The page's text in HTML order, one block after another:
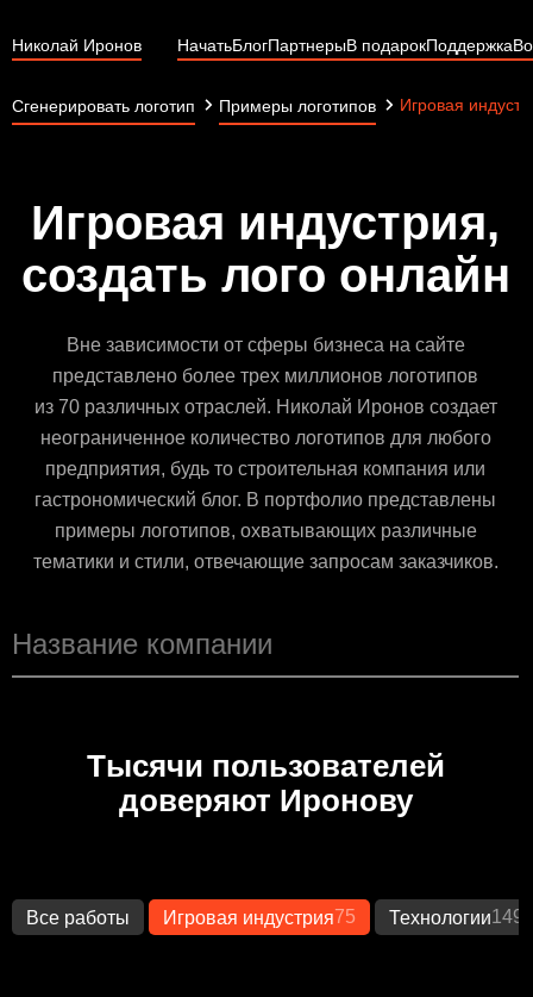
Николай Иронов НачатьБлогПартнерыВ подарокПоддержка
Сгенерировать логотип Примеры логотипов Игровая
Игровая индустрия,
создать лого онлайн
Вне зависимости от сферы бизнеса на сайте
представлено более трех миллионов логотипов
из 70 различных отраслей. Николай Иронов создает
неограниченное количество логотипов для любого
предприятия, будь то строительная компания или
гастрономический блог. В портфолио представлены
примеры логотипов, охватывающих различные
тематики и стили, отвечающие запросам заказчиков.
Тысячи пользователей
доверяют Иронову
Все работы Игровая индустрия75 Технологии1493